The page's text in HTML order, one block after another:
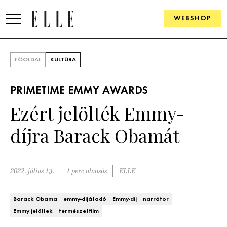
WEBSHOP
SZÉPSÉG
KULTÚRA
PSZICHÉ
ÉLETMÓD
FŐOLDAL KULTÚRA
PRIMETIME EMMY AWARDS
Ezért jelölték Emmy-
díjra Barack Obamát
2022. július 13. 1 perc olvasás ELLE
Barack Obama emmy-díjátadó Emmy-díj
narrátor
Emmy jelöltek
természetfilm